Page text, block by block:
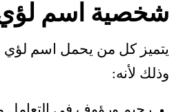
شخصية اسم لؤي
يتميز كل من يحمل اسم لؤي
وذلك لأنه: